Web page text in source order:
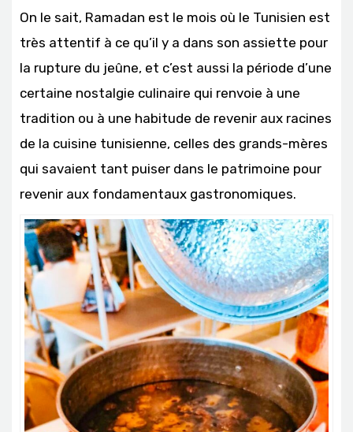
On le sait, Ramadan est le mois où le Tunisien est
très attentif à ce qu’il y a dans son assiette pour
la rupture du jeûne, et c’est aussi la période d’une
certaine nostalgie culinaire qui renvoie à une
tradition ou à une habitude de revenir aux racines
de la cuisine tunisienne, celles des grands-mères
qui savaient tant puiser dans le patrimoine pour
revenir aux fondamentaux gastronomiques.